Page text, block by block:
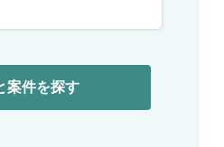
案件を探す